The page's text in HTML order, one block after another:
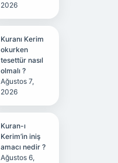
2026
Kuranı Kerim
okurken
tesettür nasıl
olmalı ?
Ağustos 7,
2026
Kuran-ı
Kerim’in iniş
amacı nedir ?
Ağustos 6,